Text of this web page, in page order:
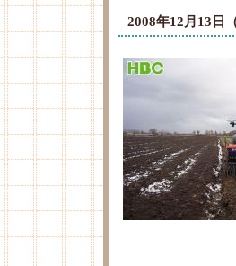
2008年12月13